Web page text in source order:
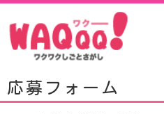
応募フォーム